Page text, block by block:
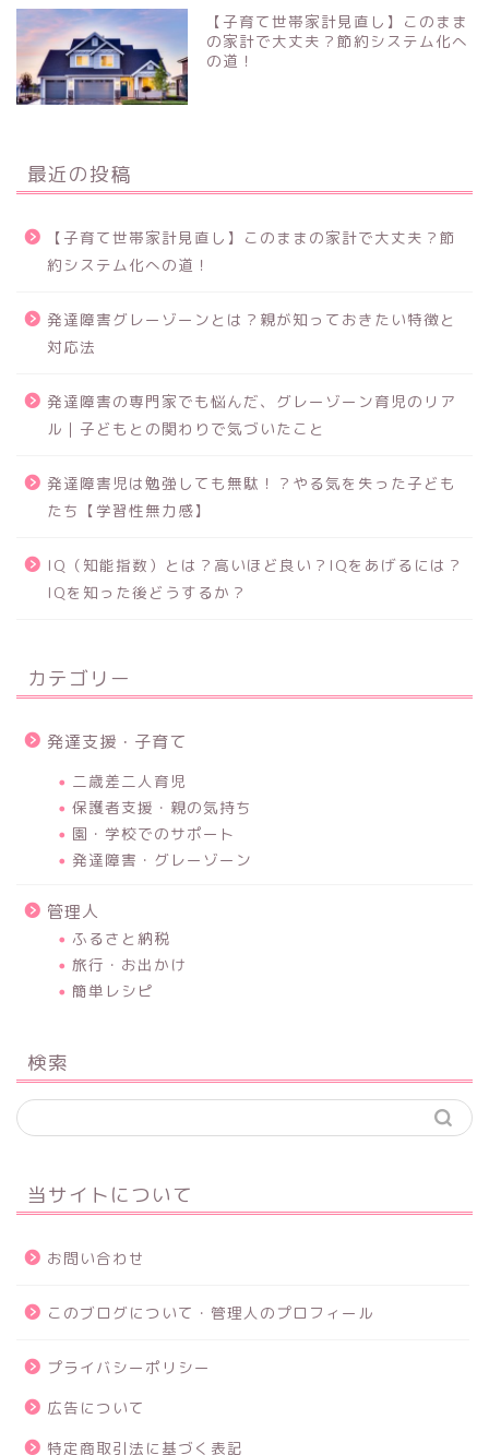
【子育て世帯家計見直し】このまま
の家計で大丈夫？節約システム化へ
の道！
最近の投稿
【子育て世帯家計見直し】このままの家計で大丈夫？節
約システム化への道！
発達障害グレーゾーンとは？親が知っておきたい特徴と
対応法
発達障害の専門家でも悩んだ、グレーゾーン育児のリア
ル｜子どもとの関わりで気づいたこと
発達障害児は勉強しても無駄！？やる気を失った子ども
たち【学習性無力感】
IQ（知能指数）とは？高いほど良い？IQをあげるには？
IQを知った後どうするか？
カテゴリー
発達支援・子育て
二歳差二人育児
保護者支援・親の気持ち
園・学校でのサポート
発達障害・グレーゾーン
管理人
ふるさと納税
旅行・お出かけ
簡単レシピ
検索
当サイトについて
お問い合わせ
このブログについて・管理人のプロフィール
プライバシーポリシー
広告について
特定商取引法に基づく表記